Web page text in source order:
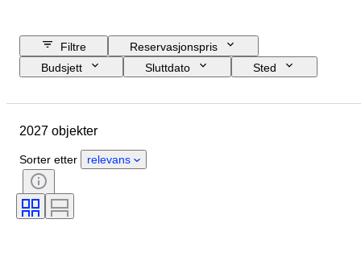
Filtre
Reservasjonspris
Budsjett
Sluttdato
Sted
Tilstand
Signatur
Klesstørrelse
Type kjøkkenkniv
Kunstner
2027 objekter
Sorter etter relevans